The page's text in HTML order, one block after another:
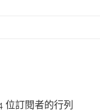
位訂閱者的行列